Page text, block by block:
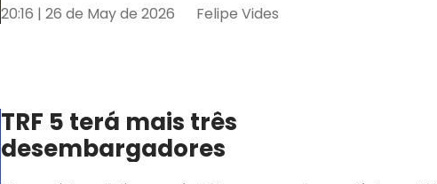
20:16 | 26 de May de 2026 Felipe Vides
TRF 5 terá mais três
desembargadores